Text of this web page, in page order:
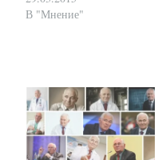
В "Мнение"